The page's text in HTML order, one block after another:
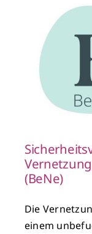
(BeNe)
Die
einem